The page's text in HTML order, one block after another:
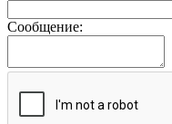
Сообщение: